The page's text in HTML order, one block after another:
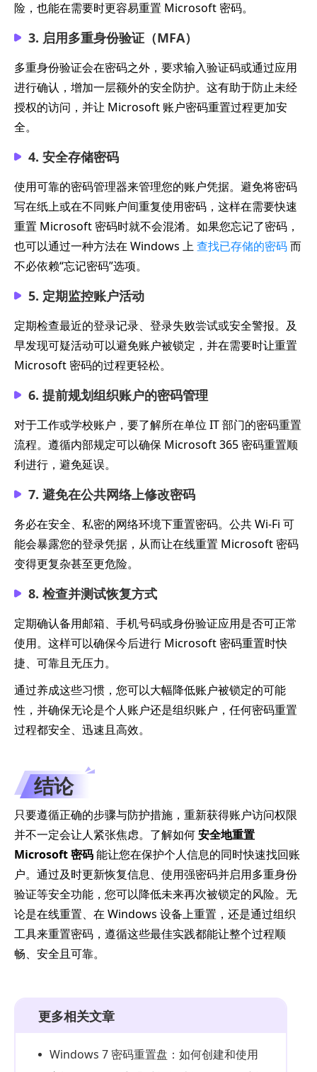
险，也能在需要时更容易重置 Microsoft 密码。
3. 启用多重身份验证（MFA）
多重身份验证会在密码之外，要求输入验证码或通过应用
进行确认，增加一层额外的安全防护。这有助于防止未经
授权的访问，并让 Microsoft 账户密码重置过程更加安
全。
4. 安全存储密码
使用可靠的密码管理器来管理您的账户凭据。避免将密码
写在纸上或在不同账户间重复使用密码，这样在需要快速
重置 Microsoft 密码时就不会混淆。如果您忘记了密码，
也可以通过一种方法在 Windows 上查找已存储的密码而
不必依赖“忘记密码”选项。
5. 定期监控账户活动
定期检查最近的登录记录、登录失败尝试或安全警报。及
早发现可疑活动可以避免账户被锁定，并在需要时让重置
Microsoft 密码的过程更轻松。
6. 提前规划组织账户的密码管理
对于工作或学校账户，要了解所在单位 IT 部门的密码重置
流程。遵循内部规定可以确保 Microsoft 365 密码重置顺
利进行，避免延误。
7. 避免在公共网络上修改密码
务必在安全、私密的网络环境下重置密码。公共 Wi-Fi 可
能会暴露您的登录凭据，从而让在线重置 Microsoft 密码
变得更复杂甚至更危险。
8. 检查并测试恢复方式
定期确认备用邮箱、手机号码或身份验证应用是否可正常
使用。这样可以确保今后进行 Microsoft 密码重置时快
捷、可靠且无压力。
通过养成这些习惯，您可以大幅降低账户被锁定的可能
性，并确保无论是个人账户还是组织账户，任何密码重置
过程都安全、迅速且高效。
结论
只要遵循正确的步骤与防护措施，重新获得账户访问权限
并不一定会让人紧张焦虑。了解如何安全地重置
Microsoft 密码能让您在保护个人信息的同时快速找回账
户。通过及时更新恢复信息、使用强密码并启用多重身份
验证等安全功能，您可以降低未来再次被锁定的风险。无
论是在线重置、在 Windows 设备上重置，还是通过组织
工具来重置密码，遵循这些最佳实践都能让整个过程顺
畅、安全且可靠。
更多相关文章
Windows 7 密码重置盘：如何创建和使用